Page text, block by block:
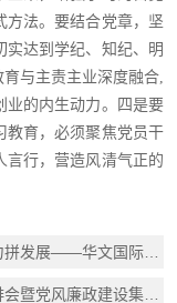
方法。要结合党章，坚
达到学纪、知纪、明
与主责主业深度融合,
业的内生动力。四是要
教育，必须聚焦党员干
言行，营造风清气正的